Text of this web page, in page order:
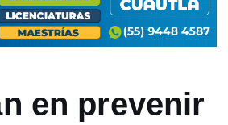
en prevenir